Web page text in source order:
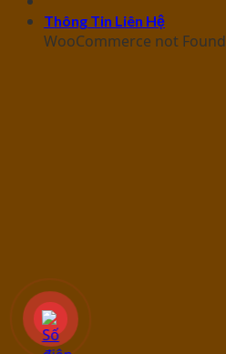
Thông Tin Liên Hệ
WooCommerce not Found